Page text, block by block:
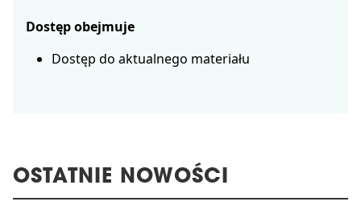
Dostęp obejmuje
Dostęp do aktualnego materiału
OSTATNIE NOWOŚCI